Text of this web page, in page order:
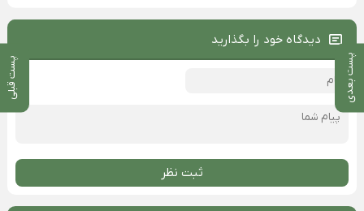
پست بعدی پست قبلی
دیدگاه خود را بگذارید
ثبت نظر